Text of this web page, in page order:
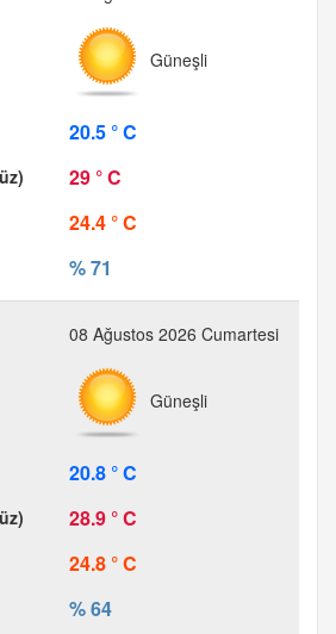
Güneşli
20.5 ° C
29 ° C
24.4 ° C
% 71
08 Ağustos 2026 Cumartesi
Güneşli
20.8 ° C
28.9 ° C
24.8 ° C
% 64